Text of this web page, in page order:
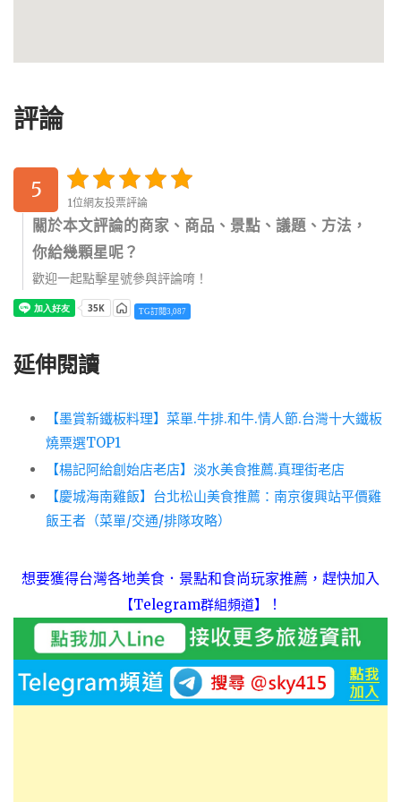
評論
5
1位網友投票評論
關於本文評論的商家、商品、景點、議題、方法，
你給幾顆星呢？
歡迎一起點擊星號參與評論唷！
TG訂閱3,087
延伸閱讀
【墨賞新鐵板料理】菜單.牛排.和牛.情人節.台灣十大鐵板
燒票選TOP1
【楊記阿給創始店老店】淡水美食推薦.真理街老店
【慶城海南雞飯】台北松山美食推薦：南京復興站平價雞
飯王者（菜單/交通/排隊攻略）
想要獲得台灣各地美食．景點和食尚玩家推薦，趕快加入
【Telegram群組頻道】 ！